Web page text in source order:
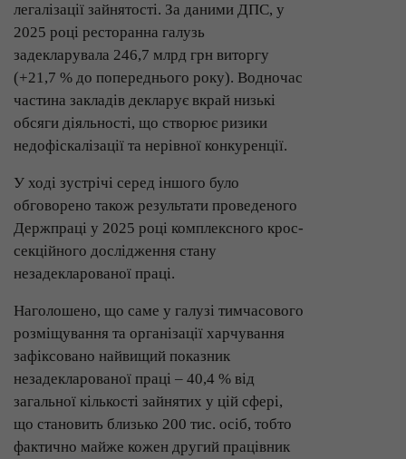
легалізації зайнятості. За даними ДПС, у
2025 році ресторанна галузь
задекларувала 246,7 млрд грн виторгу
(+21,7 % до попереднього року). Водночас
частина закладів декларує вкрай низькі
обсяги діяльності, що створює ризики
недофіскалізації та нерівної конкуренції.
У ході зустрічі серед іншого було
обговорено також результати проведеного
Держпраці у 2025 році комплексного крос-
секційного дослідження стану
незадекларованої праці.
Наголошено, що саме у галузі тимчасового
розміщування та організації харчування
зафіксовано найвищий показник
незадекларованої праці – 40,4 % від
загальної кількості зайнятих у цій сфері,
що становить близько 200 тис. осіб, тобто
фактично майже кожен другий працівник